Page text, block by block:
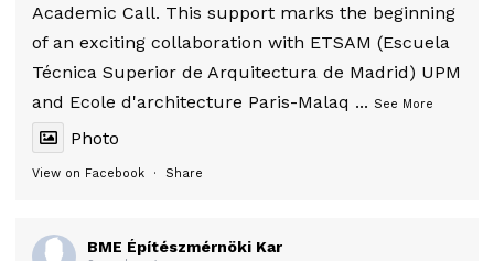
Academic Call. This support marks the beginning
of an exciting collaboration with ETSAM (Escuela
Técnica Superior de Arquitectura de Madrid) UPM
and Ecole d'architecture Paris-Malaq ... See More
Photo
View on Facebook · Share
BME Építészmérnöki Kar